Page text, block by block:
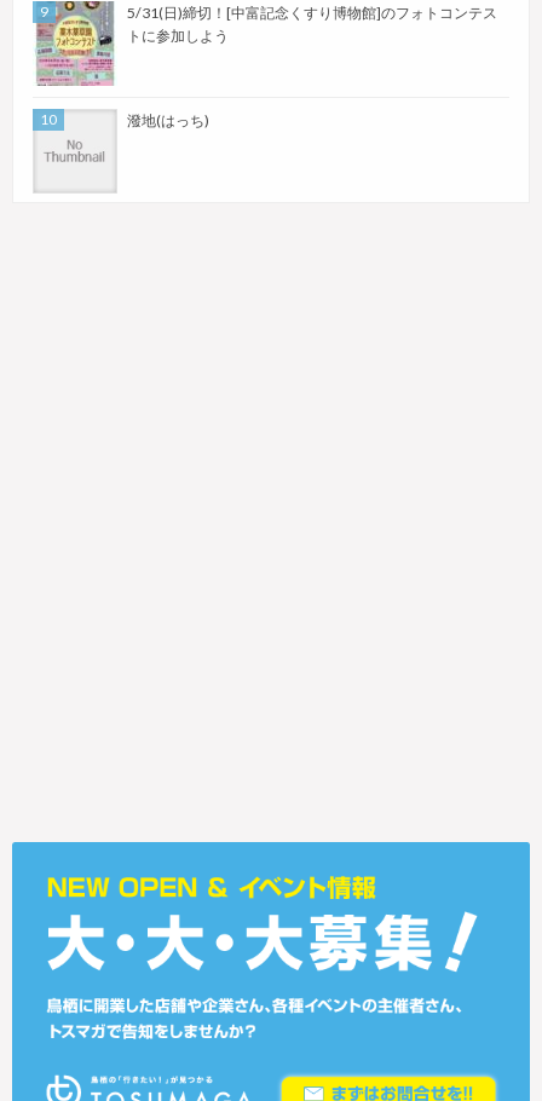
5/31(日)締切！[中富記念くすり博物館]のフォトコンテス
トに参加しよう
潑地(はっち)